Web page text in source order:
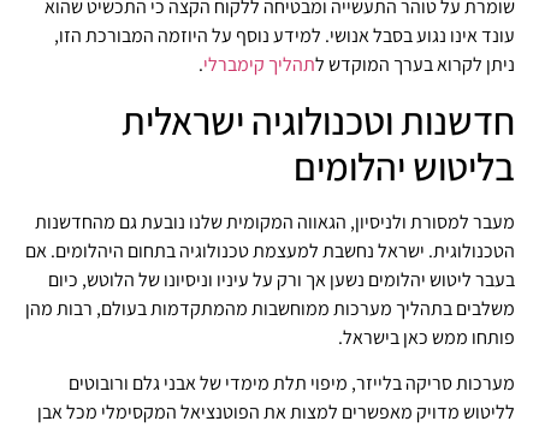
שומרת על טוהר התעשייה ומבטיחה ללקוח הקצה כי התכשיט שהוא
עונד אינו נגוע בסבל אנושי. למידע נוסף על היוזמה המבורכת הזו,
ניתן לקרוא בערך המוקדש לתהליך קימברלי.
חדשנות וטכנולוגיה ישראלית
בליטוש יהלומים
מעבר למסורת ולניסיון, הגאווה המקומית שלנו נובעת גם מהחדשנות
הטכנולוגית. ישראל נחשבת למעצמת טכנולוגיה בתחום היהלומים. אם
בעבר ליטוש יהלומים נשען אך ורק על עיניו וניסיונו של הלוטש, כיום
משלבים בתהליך מערכות ממוחשבות מהמתקדמות בעולם, רבות מהן
פותחו ממש כאן בישראל.
מערכות סריקה בלייזר, מיפוי תלת מימדי של אבני גלם ורובוטים
לליטוש מדויק מאפשרים למצות את הפוטנציאל המקסימלי מכל אבן